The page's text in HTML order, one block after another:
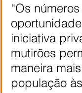
“Os
iniciativa
mutirões
maneira
população